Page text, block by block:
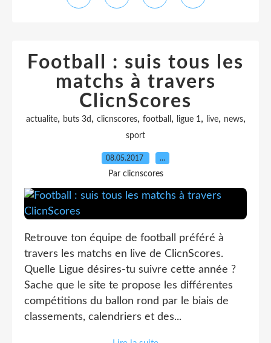
Football : suis tous les
matchs à travers
ClicnScores
actualite, buts 3d , clicnscores, football , ligue 1, live, news,
sport
08.05.2017 …
Par clicnscores
Retrouve ton équipe de football préféré à
travers les matchs en live de ClicnScores.
Quelle Ligue désires-tu suivre cette année ?
Sache que le site te propose les différentes
compétitions du ballon rond par le biais de
classements, calendriers et des...